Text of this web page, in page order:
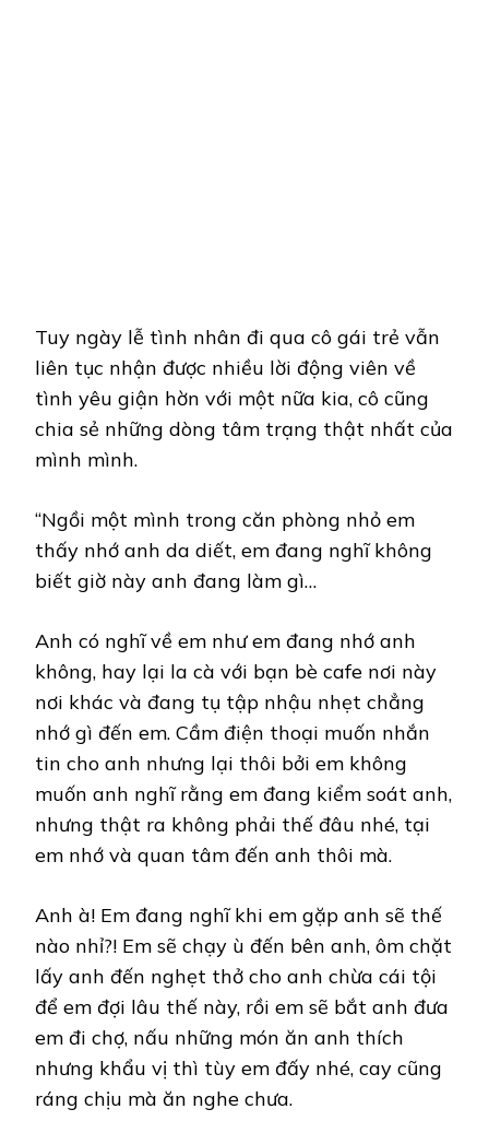
Tuy ngày lễ tình nhân đi qua cô gái trẻ vẫn
liên tục nhận được nhiều lời động viên về
tình yêu giận hờn với một nữa kia, cô cũng
chia sẻ những dòng tâm trạng thật nhất của
mình mình.
“Ngồi một mình trong căn phòng nhỏ em
thấy nhớ anh da diết, em đang nghĩ không
biết giờ này anh đang làm gì…
Anh có nghĩ về em như em đang nhớ anh
không, hay lại la cà với bạn bè cafe nơi này
nơi khác và đang tụ tập nhậu nhẹt chẳng
nhớ gì đến em. Cầm điện thoại muốn nhắn
tin cho anh nhưng lại thôi bởi em không
muốn anh nghĩ rằng em đang kiểm soát anh,
nhưng thật ra không phải thế đâu nhé, tại
em nhớ và quan tâm đến anh thôi mà.
Anh à! Em đang nghĩ khi em gặp anh sẽ thế
nào nhỉ?! Em sẽ chạy ù đến bên anh, ôm chặt
lấy anh đến nghẹt thở cho anh chừa cái tội
để em đợi lâu thế này, rồi em sẽ bắt anh đưa
em đi chợ, nấu những món ăn anh thích
nhưng khẩu vị thì tùy em đấy nhé, cay cũng
ráng chịu mà ăn nghe chưa.